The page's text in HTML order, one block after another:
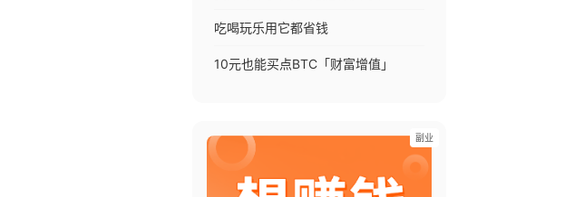
吃喝玩乐用它都省钱
10元也能买点BTC「财富增值」
副业